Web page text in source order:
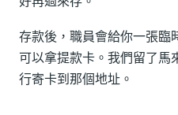
存款後，職員會給你一張臨
可以拿提款卡。我們留了馬
行寄卡到那個地址。